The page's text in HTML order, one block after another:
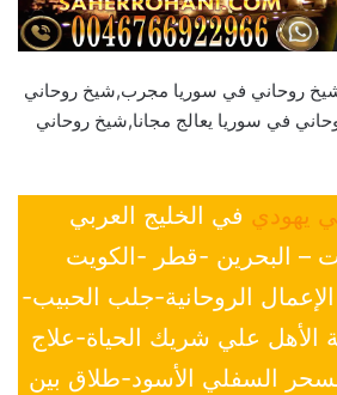
روحاني في سوريا مجرب,شيخ روحاني
في سوريا يعالج مجانا,شيخ روحاني
يهودي في الخليج العربي
– البحرين -قطر -الكويت
الروحانية-جلب الحبيب-
الأهل علي شريك الحياة-علاج
السفلي الأسود-طلاق بين